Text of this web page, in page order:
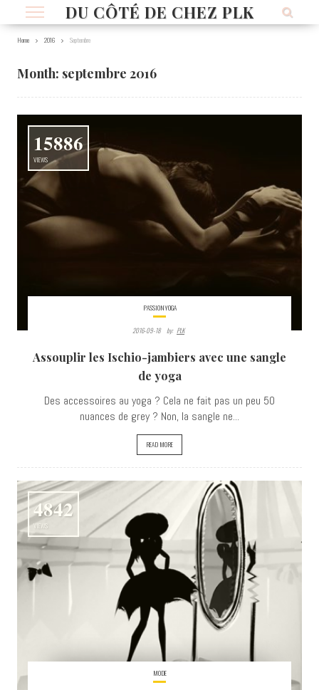
DU CÔTÉ DE CHEZ PLK
Home 2016 Septembre
Month: septembre 2016
15886
VIEWS
PASSIONYOGA
2016-09-18 By: PLK
Assouplir les Ischio-jambiers avec une sangle
de yoga
Des accessoires au yoga ? Cela ne fait pas un peu 50
nuances de grey ? Non, la sangle ne...
READ MORE
4842
VIEWS
MODE